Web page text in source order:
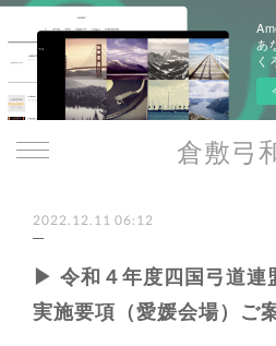
あ
く
倉敷弓
2022.12.11 06:12
▶ 令和４年度四国弓道連
実施要項（愛媛会場）ご